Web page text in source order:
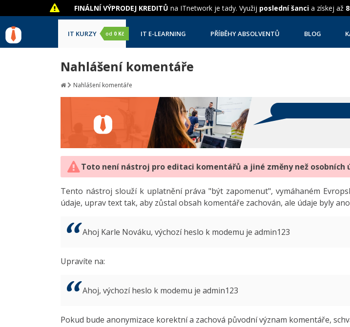
FINÁLNÍ VÝPRODEJ KREDITŮ na ITnetwork je tady. Využij poslední šanci a získej až
IT KURZY od 0 Kč IT E-LEARNING PŘÍBĚHY ABSOLVENTŮ BLOG
Nahlášení komentáře
Nahlášení komentáře
Toto není nástroj pro editaci komentářů a jiné změny než osobních
Tento nástroj slouží k uplatnění práva "být zapomenut", vymáhaném
údaje, uprav text tak, aby zůstal obsah komentáře zachován, ale údaje byly
Ahoj Karle Nováku, výchozí heslo k modemu je admin123
Upravíte na:
Ahoj, výchozí heslo k modemu je admin123
Pokud bude anonymizace korektní a zachová původní význam komentáře,